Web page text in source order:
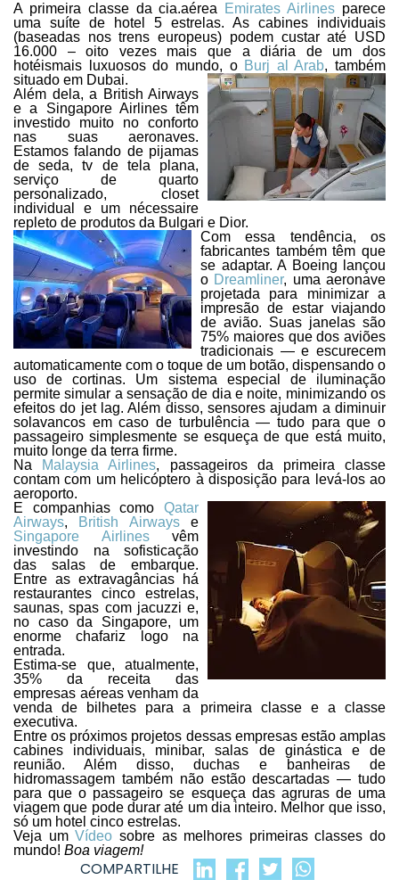
A primeira classe da cia.aérea Emirates Airlines parece
uma suíte de hotel 5 estrelas. As cabines individuais
(baseadas nos trens europeus) podem custar até USD
16.000 – oito vezes mais que a diária de um dos
hotéismais luxuosos do mundo, o Burj al Arab, também
situado em Dubai.
Além dela, a British Airways
e a Singapore Airlines têm
investido muito no conforto
nas suas aeronaves.
Estamos falando de pijamas
de seda, tv de tela plana,
serviço de quarto
personalizado, closet
individual e um nécessaire
repleto de produtos da Bulgari e Dior.
Com essa tendência, os
fabricantes também têm que
se adaptar. A Boeing lançou
o Dreamliner, uma aeronave
projetada para minimizar a
impresão de estar viajando
de avião. Suas janelas são
75% maiores que dos aviões
tradicionais — e escurecem
automaticamente com o toque de um botão, dispensando o
uso de cortinas. Um sistema especial de iluminação
permite simular a sensação de dia e noite, minimizando os
efeitos do jet lag. Além disso, sensores ajudam a diminuir
solavancos em caso de turbulência — tudo para que o
passageiro simplesmente se esqueça de que está muito,
muito longe da terra firme.
Na
Malaysia Airlines, passageiros da primeira classe
contam com um helicóptero à disposição para levá-los ao
aeroporto.
E companhias como Qatar
Airways, British Airwayse
Singapore Airlines vêm
investindo na sofisticação
das salas de embarque.
Entre as extravagâncias há
restaurantes cinco estrelas,
saunas, spas com jacuzzi e,
no caso da Singapore, um
enorme chafariz logo na
entrada.
Estima-se que, atualmente,
35% da receita das
empresas aéreas venham da
venda de bilhetes para a primeira classe e a classe
executiva.
Entre os próximos projetos dessas empresas estão amplas
cabines individuais, minibar, salas de ginástica e de
reunião. Além disso, duchas e banheiras de
hidromassagem também não estão descartadas — tudo
para que o passageiro se esqueça das agruras de uma
viagem que pode durar até um dia inteiro. Melhor que isso,
só um hotel cinco estrelas.
Veja umVídeo sobre as melhores primeiras classes do
mundo! Boa viagem!
COMPARTILHE